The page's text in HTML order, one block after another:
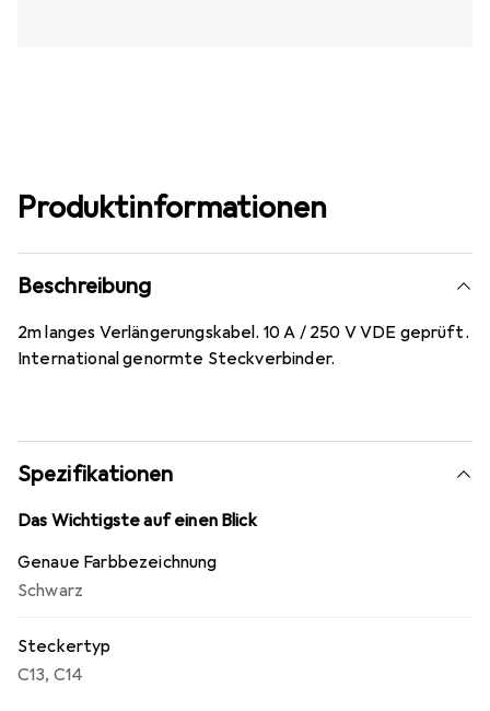
Produktinformationen
Beschreibung
2m langes Verlängerungskabel. 10 A / 250 V VDE geprüft.
International genormte Steckverbinder.
Spezifikationen
Das Wichtigste auf einen Blick
Genaue Farbbezeichnung
Schwarz
Steckertyp
C13, C14